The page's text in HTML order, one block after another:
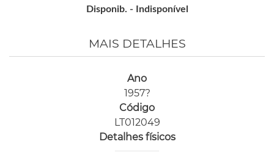
Disponib. -
Indisponível
MAIS DETALHES
Ano
1957?
Código
LT012049
Detalhes físicos